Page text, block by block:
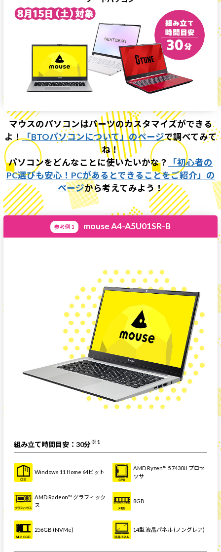
マウスのパソコンはパーツのカスタマイズができる
よ！「BTOパソコンについて」のページで調べてみて
ね！
パソコンをどんなことに使いたいかな？
「初心者の
PC選びも安心！PCがあるとできることをご紹介」の
ページから考えてみよう！
参考例 1 mouse A4-A5U01SR-B
組み立て時間目安：30分※1
Windows 11 Home 64ビット
AMD Ryzen™ 5 7430U プロセ
ッサ
AMD Radeon™ グラフィック
ス
8GB
256GB (NVMe) 14型 液晶パネル (ノングレア)